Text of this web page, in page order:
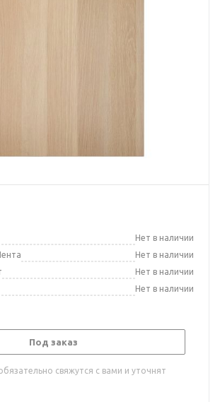
Нет в наличии
Нет в наличии
Нет в наличии
Нет в наличии
Под заказ
свяжутся с вами и уточнят